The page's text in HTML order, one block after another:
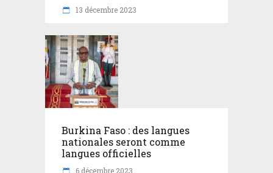
13 décembre 2023
Burkina Faso : des langues
nationales seront comme
langues officielles
6 décembre 2023